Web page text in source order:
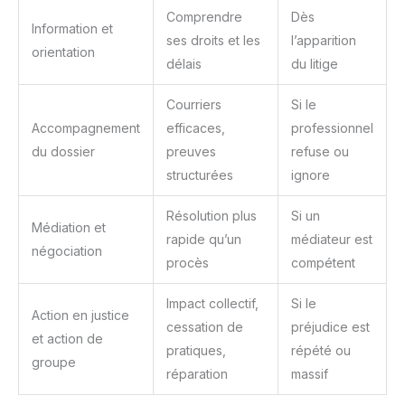
initiale. Pendant ce temps,
tapotez délicatement chaque
partie pour améliorer son
élasticité et son éclat. Vous
profiterez alors d'un confort
absolu ! Attention : Ce canapé
d'angle nuage est livré en
peuvent arriver à des dates
pour un confort optimal, ce
directement chez vous. Son
montage ne nécessite
généralement aucun outil ni
instructions complexes : il
vous suffit de le déballer, de le
dérouler et de le laisser
reprendre sa forme initiale
qui peut prendre entre 24 et
72 heures. Cette approche
vise à faire gagner du temps et
des efforts, ce qui en fait une
solution d'ameublement
simple, idéale pour les
personnes ayant un mode de
Information et
orientation
Comprendre
ses droits et les
délais
Dès
l’apparition
du litige
Accompagnement
du dossier
Courriers
efficaces,
preuves
structurées
Si le
professionnel
refuse ou
ignore
Médiation et
négociation
Résolution plus
rapide qu’un
procès
Si un
médiateur est
compétent
Action en justice
et action de
groupe
Impact collectif,
cessation de
pratiques,
réparation
Si le
préjudice est
répété ou
massif